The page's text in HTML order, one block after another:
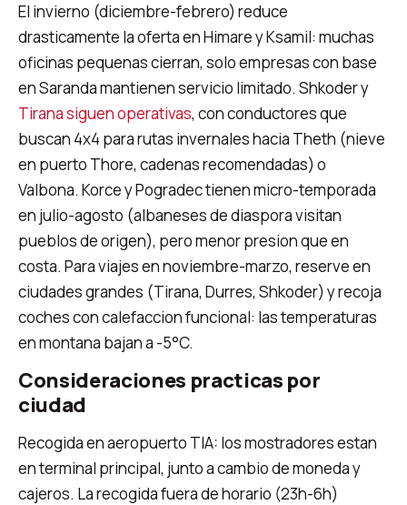
El invierno (diciembre-febrero) reduce
drasticamente la oferta en Himare y Ksamil: muchas
oficinas pequenas cierran, solo empresas con base
en Saranda mantienen servicio limitado. Shkoder y
Tirana siguen operativas, con conductores que
buscan 4x4 para rutas invernales hacia Theth (nieve
en puerto Thore, cadenas recomendadas) o
Valbona. Korce y Pogradec tienen micro-temporada
en julio-agosto (albaneses de diaspora visitan
pueblos de origen), pero menor presion que en
costa. Para viajes en noviembre-marzo, reserve en
ciudades grandes (Tirana, Durres, Shkoder) y recoja
coches con calefaccion funcional: las temperaturas
en montana bajan a -5°C.
Consideraciones practicas por
ciudad
Recogida en aeropuerto TIA: los mostradores estan
en terminal principal, junto a cambio de moneda y
cajeros. La recogida fuera de horario (23h-6h)